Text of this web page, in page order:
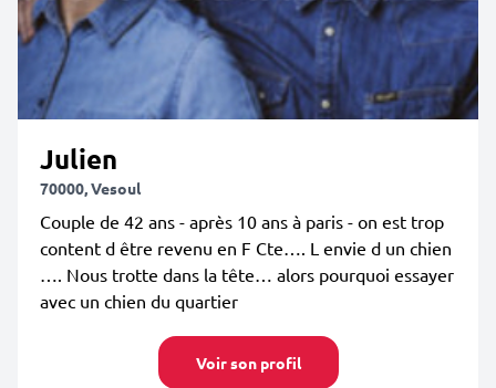
Julien
70000, Vesoul
Couple de 42 ans - après 10 ans à paris - on est trop
content d être revenu en F Cte…. L envie d un chien
…. Nous trotte dans la tête… alors pourquoi essayer
avec un chien du quartier
Voir son profil